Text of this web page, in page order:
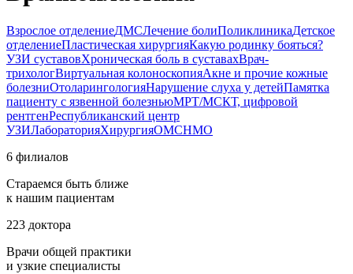
Взрослое отделениеДМСЛечение болиПоликлиникаДетское
отделениеПластическая хирургияКакую родинку бояться?
УЗИ суставовХроническая боль в суставахВрач-
трихологВиртуальная колоноскопияАкне и прочие кожные
болезниОтоларингологияНарушение слуха у детейПамятка
пациенту с язвенной болезньюМРТ/МСКТ, цифровой
рентгенРеспубликанский центр
УЗИЛабораторияХирургияОМСНМО
6 филиалов
Стараемся быть ближе
к нашим пациентам
223 доктора
Врачи общей практики
и узкие специалисты